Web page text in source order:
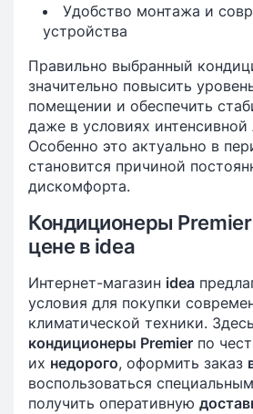
Удобство монтажа и
устройства
Правильно выбранный
значительно повысить
помещении и обеспечить
даже в условиях интенсивной
Особенно это актуально в
становится причиной
дискомфорта.
Кондиционеры
цене в idea
Интернет-магазин idea
условия для покупки
климатической техники.
кондиционеры Premier по
их недорого, оформить заказ
воспользоваться
получить оперативную